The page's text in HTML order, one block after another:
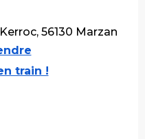
56130 Marzan
train !